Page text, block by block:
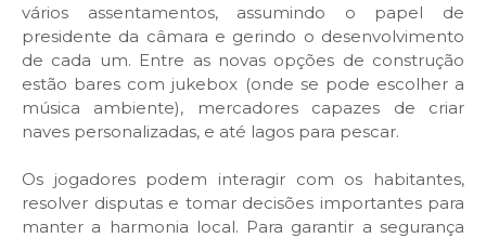
vários assentamentos, assumindo o papel de
presidente da câmara e gerindo o desenvolvimento
de cada um. Entre as novas opções de construção
estão bares com jukebox (onde se pode escolher a
música ambiente), mercadores capazes de criar
naves personalizadas, e até lagos para pescar.
Os jogadores podem interagir com os habitantes,
resolver disputas e tomar decisões importantes para
manter a harmonia local. Para garantir a segurança